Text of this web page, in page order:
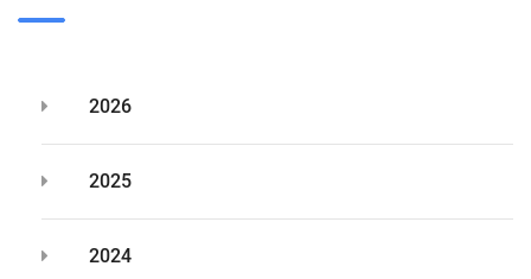
2026
2025
2024